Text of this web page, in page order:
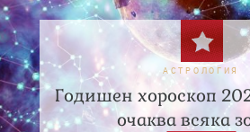
АСТРОЛОГИЯ
Годишен хороскоп
очаква всяка